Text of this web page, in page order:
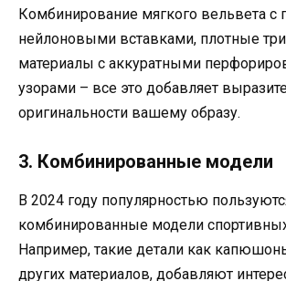
Комбинирование мягкого вельвета с
нейлоновыми вставками, плотные
материалы с аккуратными
узорами – все это добавляет
оригинальности вашему образу.
3. Комбинированные модели
В 2024 году популярностью
комбинированные модели
Например, такие детали как
других материалов, добавляют